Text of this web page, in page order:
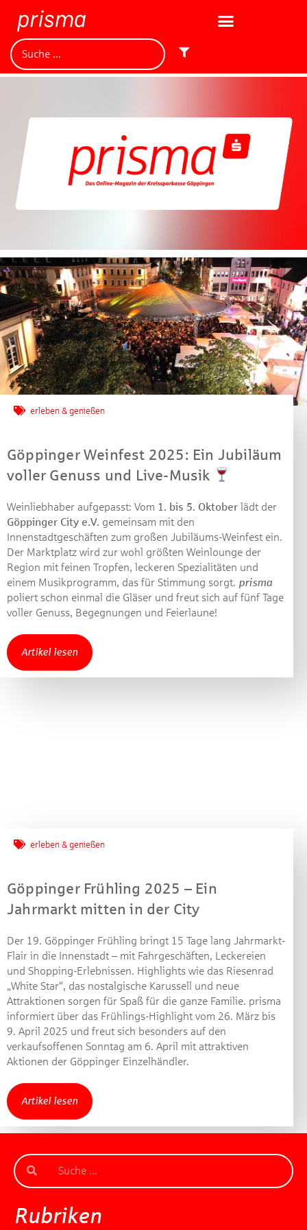
erleben & genießen
Göppinger Weinfest 2025: Ein Jubiläum
voller Genuss und Live-Musik
Weinliebhaber aufgepasst: Vom 1. bis 5. Oktober lädt der
Göppinger City e.V. gemeinsam mit den
Innenstadtgeschäften zum großen Jubiläums-Weinfest ein.
Der Marktplatz wird zur wohl größten Weinlounge der
Region mit feinen Tropfen, leckeren Spezialitäten und
einem Musikprogramm, das für Stimmung sorgt. prisma
poliert schon einmal die Gläser und freut sich auf fünf Tage
voller Genuss, Begegnungen und Feierlaune!
Artikel lesen
erleben & genießen
Göppinger Frühling 2025 – Ein
Jahrmarkt mitten in der City
Der 19. Göppinger Frühling bringt 15 Tage lang Jahrmarkt-
Flair in die Innenstadt – mit Fahrgeschäften, Leckereien
und Shopping-Erlebnissen. Highlights wie das Riesenrad
„White Star“, das nostalgische Karussell und neue
Attraktionen sorgen für Spaß für die ganze Familie. prisma
informiert über das Frühlings-Highlight vom 26. März bis
9. April 2025 und freut sich besonders auf den
verkaufsoffenen Sonntag am 6. April mit attraktiven
Aktionen der Göppinger Einzelhändler.
Artikel lesen
Rubriken
Jetzt mitmachen und